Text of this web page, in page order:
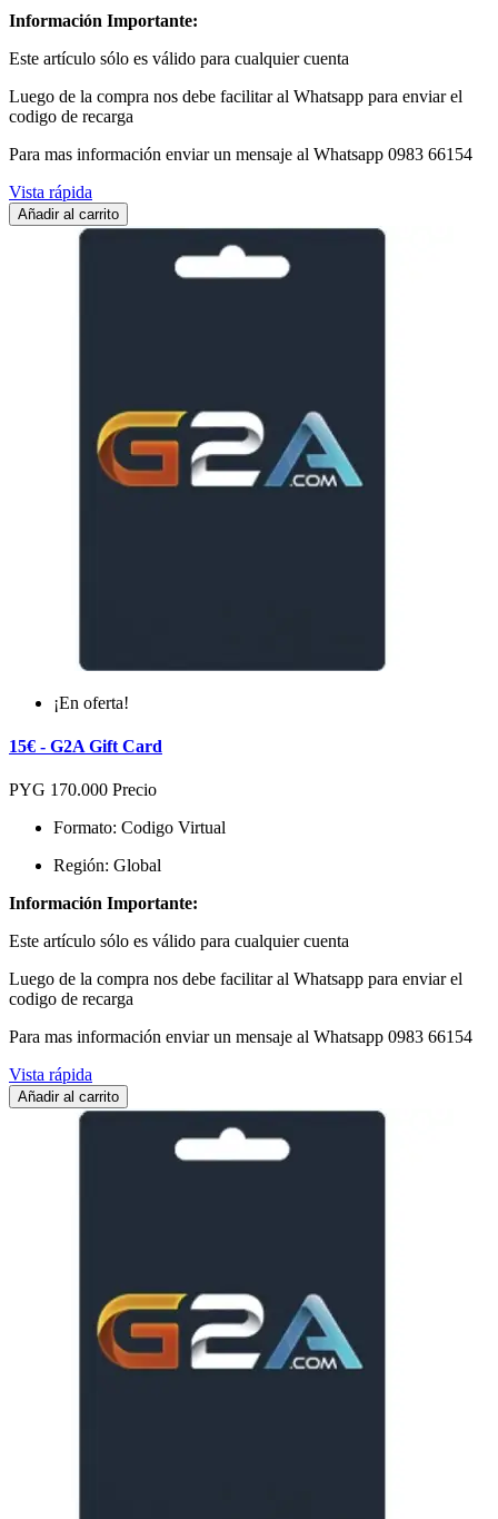
Información Importante:
Este artículo sólo es válido para cualquier cuenta
Luego de la compra nos debe facilitar al Whatsapp para enviar el
codigo de recarga
Para mas información enviar un mensaje al Whatsapp 0983 66154
Vista rápida
Añadir al carrito
¡En oferta!
15€ - G2A Gift Card
PYG 170.000 Precio
Formato: Codigo Virtual
Región: Global
Información Importante:
Este artículo sólo es válido para cualquier cuenta
Luego de la compra nos debe facilitar al Whatsapp para enviar el
codigo de recarga
Para mas información enviar un mensaje al Whatsapp 0983 66154
Vista rápida
Añadir al carrito